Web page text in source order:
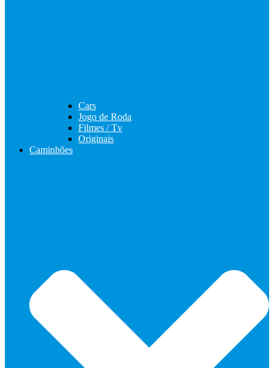
Cars
Jogo de Roda
Filmes / Tv
Originais
Caminhões